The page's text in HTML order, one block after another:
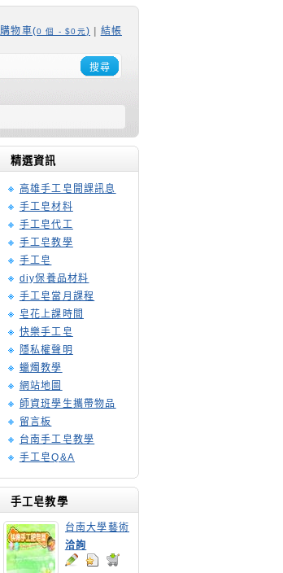
購物車(0 個 - $0元) 結帳
搜尋
精選資訊
高雄手工皂開課訊息
手工皂材料
手工皂代工
手工皂教學
手工皂
diy保養品材料
手工皂當月課程
皂花上課時間
快樂手工皂
隱私權聲明
蠟燭教學
網站地圖
師資班學生攜帶物品
留言板
台南手工皂教學
手工皂Q&A
手工皂教學
台南大學藝術
手工皂師資培
訓班
洽詢